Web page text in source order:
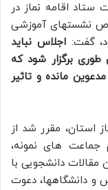
اقامه نماز در
نشستهای آموزشی
گفت:اجلاس نباید
برگزار شود که
مانده و تاثیر
استان، مقرر شد از
جماعت های نمونه،
مقالات دانشجویی با
و دانشگاهها، دعوت